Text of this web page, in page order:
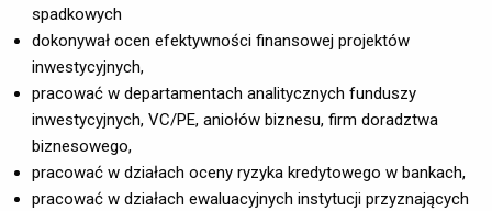
spadkowych
dokonywał ocen efektywności finansowej projektów
inwestycyjnych,
pracować w departamentach analitycznych funduszy
inwestycyjnych, VC/PE, aniołów biznesu, firm doradztwa
biznesowego,
pracować w działach oceny ryzyka kredytowego w bankach,
pracować w działach ewaluacyjnych instytucji przyznających